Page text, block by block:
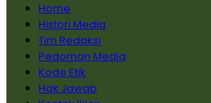
Home
Histori Media
Tim Redaksi
Pedoman Media
Kode Etik
Hak Jawab